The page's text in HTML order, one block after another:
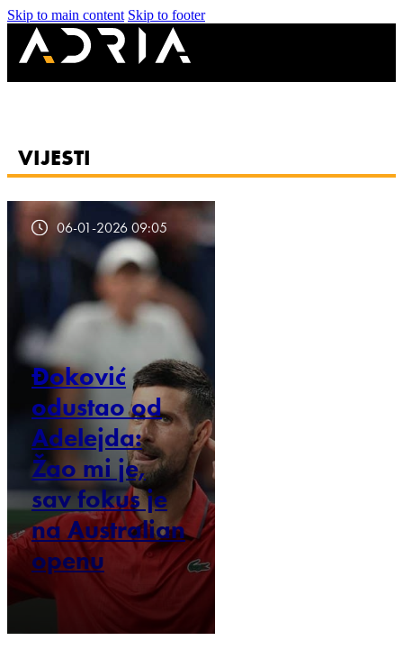
Skip to main content Skip to footer
VIJESTI
06-01-2026 09:05
Đoković
odustao od
Adelejda:
Žao mi je,
sav fokus je
na Australian
openu